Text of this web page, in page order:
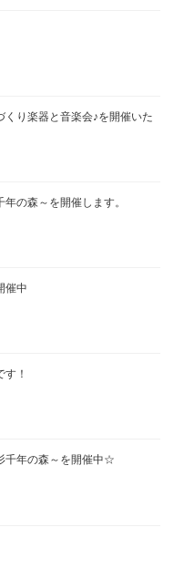
り楽器と音楽会♪を開催いた
の森～を開催します。
催中
！
千年の森～を開催中☆